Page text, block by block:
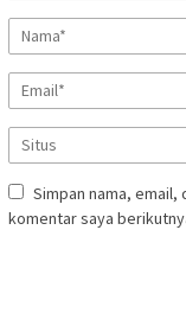
Simpan nama,
komentar saya